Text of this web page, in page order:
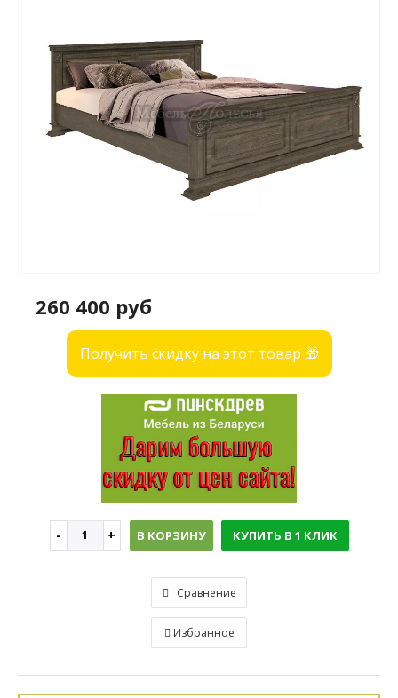
260 400 руб
Получить скидку на этот товар 🎁
В КОРЗИНУ КУПИТЬ В 1 КЛИК
Сравнение
Избранное